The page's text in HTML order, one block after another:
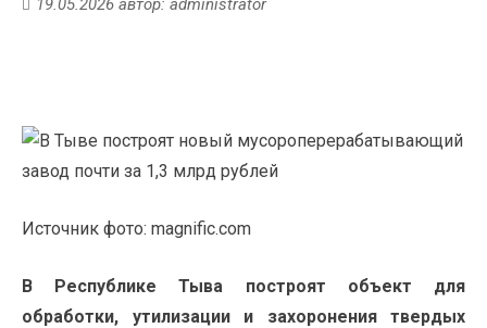
19.05.2026 автор: administrator
Источник фото: magnific.com
В Республике Тыва построят объект для
обработки, утилизации и захоронения твердых